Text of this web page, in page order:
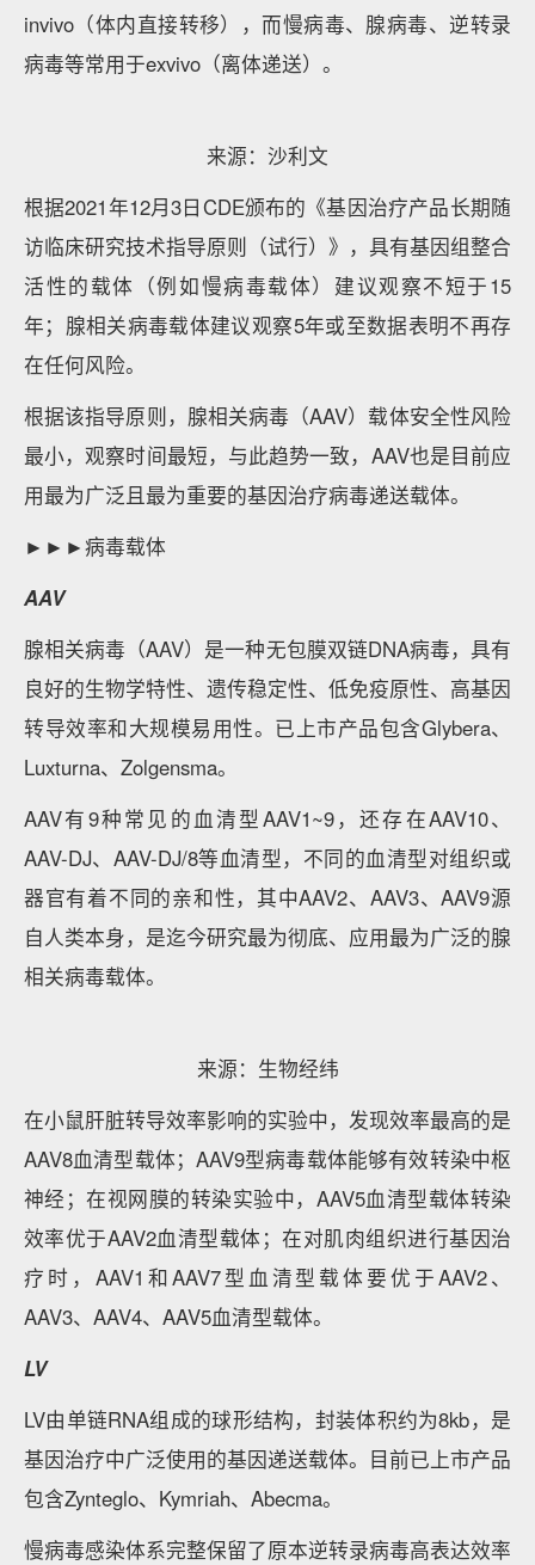
invivo（体内直接转移），而慢病毒、腺病毒、逆转录
病毒等常用于exvivo（离体递送）。
来源：沙利文
根据2021年12月3日CDE颁布的《基因治疗产品长期随
访临床研究技术指导原则（试行）》，具有基因组整合
活性的载体（例如慢病毒载体）建议观察不短于15
年；腺相关病毒载体建议观察5年或至数据表明不再存
在任何风险。
根据该指导原则，腺相关病毒（AAV）载体安全性风险
最小，观察时间最短，与此趋势一致，AAV也是目前应
用最为广泛且最为重要的基因治疗病毒递送载体。
►►►病毒载体
AAV
腺相关病毒（AAV）是一种无包膜双链DNA病毒，具有
良好的生物学特性、遗传稳定性、低免疫原性、高基因
转导效率和大规模易用性。已上市产品包含Glybera、
Luxturna、Zolgensma。
AAV有9种常见的血清型AAV1~9，还存在AAV10、
AAV-DJ、AAV-DJ/8等血清型，不同的血清型对组织或
器官有着不同的亲和性，其中AAV2、AAV3、AAV9源
自人类本身，是迄今研究最为彻底、应用最为广泛的腺
相关病毒载体。
来源：生物经纬
在小鼠肝脏转导效率影响的实验中，发现效率最高的是
AAV8血清型载体；AAV9型病毒载体能够有效转染中枢
神经；在视网膜的转染实验中，AAV5血清型载体转染
效率优于AAV2血清型载体；在对肌肉组织进行基因治
疗时，AAV1和AAV7型血清型载体要优于AAV2、
AAV3、AAV4、AAV5血清型载体。
LV
LV由单链RNA组成的球形结构，封装体积约为8kb，是
基因治疗中广泛使用的基因递送载体。目前已上市产品
包含Zynteglo、Kymriah、Abecma。
慢病毒感染体系完整保留了原本逆转录病毒高表达效率